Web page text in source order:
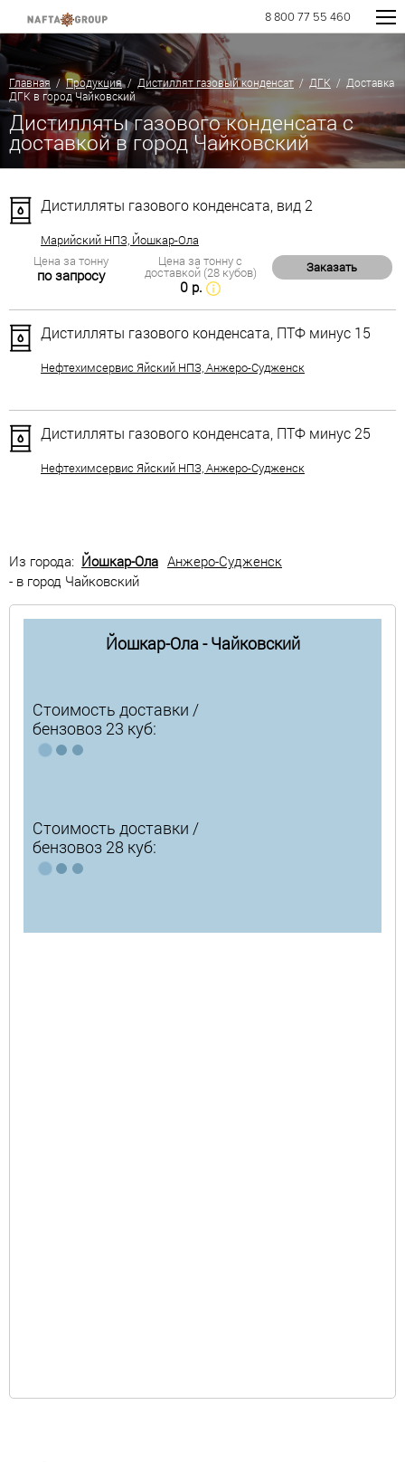
8 800 77 55 460
Главная /Продукция/ Дистиллят газовый конденсат / ДГК / Доставка
ДГК в город Чайковский
Дистилляты газового конденсата с
доставкой в город Чайковский
Дистилляты газового конденсата, вид 2
Марийский НПЗ, Йошкар-Ола
Цена за тонну
по запросу
Цена за тонну с
доставкой (28 кубов)
0 р.
Заказать
Дистилляты газового конденсата, ПТФ минус 15
Нефтехимсервис Яйский НПЗ, Анжеро-Судженск
Дистилляты газового конденсата, ПТФ минус 25
Нефтехимсервис Яйский НПЗ, Анжеро-Судженск
Из города: Йошкар-Ола Анжеро-Судженск
- в город Чайковский
Йошкар-Ола - Чайковский
Стоимость доставки /
бензовоз 23 куб:
Стоимость доставки /
бензовоз 28 куб: